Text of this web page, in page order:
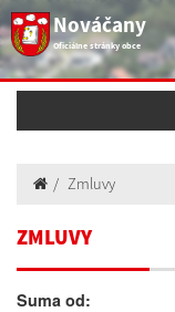
Nováčany
Oficiálne stránky obce
Zmluvy
ZMLUVY
Suma od: